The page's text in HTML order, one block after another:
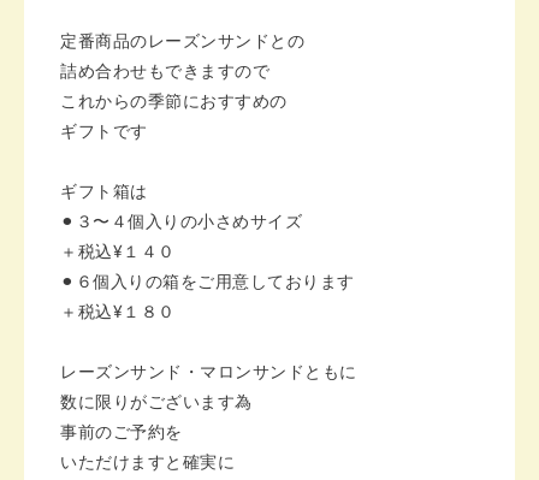
定番商品のレーズンサンドとの
詰め合わせもできますので
これからの季節におすすめの
ギフトです
ギフト箱は
⚫︎３〜４個入りの小さめサイズ
＋税込¥１４０
⚫︎６個入りの箱をご用意しております
＋税込¥１８０
レーズンサンド・マロンサンドともに
数に限りがございます為
事前のご予約を
いただけますと確実に